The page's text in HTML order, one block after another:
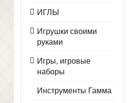
ИГЛЫ
Игрушки своими
руками
Игры, игровые
наборы
Инструменты Гамма